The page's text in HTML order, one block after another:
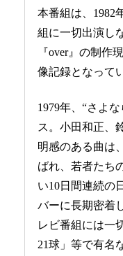
本番組は、1982
組に一切出演し
『over』の制作
像記録となって
1979年、“さよ
ス。小田和正、
明感のある曲は
ばれ、若者たち
い10日間連続の
バーに長期密着
レビ番組には一
21球」等で有名